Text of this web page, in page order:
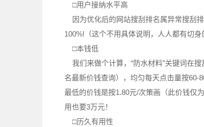
□用户接纳水平高
因为优化后的网站搜刮排名属异常搜刮
100%!（这个不用具体说明，人人都有切身
□本钱低
我们来做个计算，“防水材料”关键词在
名最新价钱查询），均匀每天点击量按60-
最低的价钱是按1.80元/次策画（此价钱仅
用也要3万元！
□历久有用性